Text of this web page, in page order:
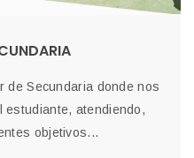
de Secundaria donde nos
estudiante, atendiendo,
objetivos...